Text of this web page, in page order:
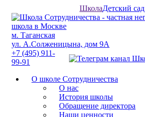
ШколаДетский сад
м. Таганская
ул. А.Солженицына, дом 9А
+7 (495) 911-
99-91
О школе Сотрудничества
О нас
История школы
Обращение директора
Наши ценности